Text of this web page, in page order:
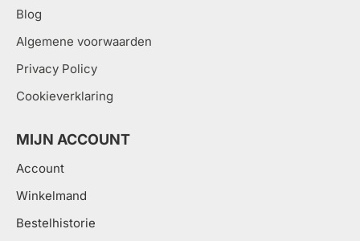
Blog
Algemene voorwaarden
Privacy Policy
Cookieverklaring
MIJN ACCOUNT
Account
Winkelmand
Bestelhistorie